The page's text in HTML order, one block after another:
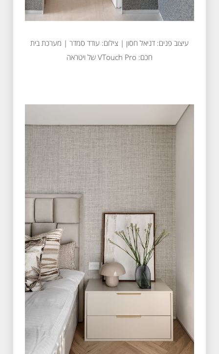
עיצוב פנים: דניאל חסון | צילום: עודד סמדר | מערכת בית
חכם: VTouch Pro של ויטראה